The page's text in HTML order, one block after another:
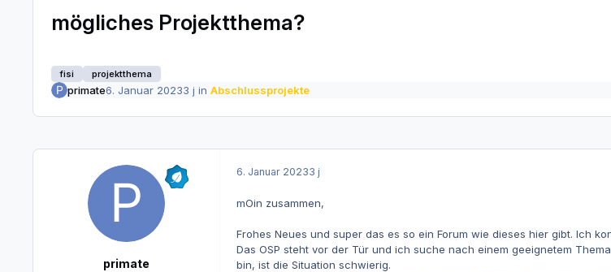
mögliches Projektthema?
fisi projektthema
primate6. Januar 20233 j in Abschlussprojekte
primate
6. Januar 20233 j
mOin zusammen,
Frohes Neues und super das es so ein Forum wie dieses hier gibt. Ich
Das OSP steht vor der Tür und ich suche nach einem geeignetem
bin, ist die Situation schwierig.